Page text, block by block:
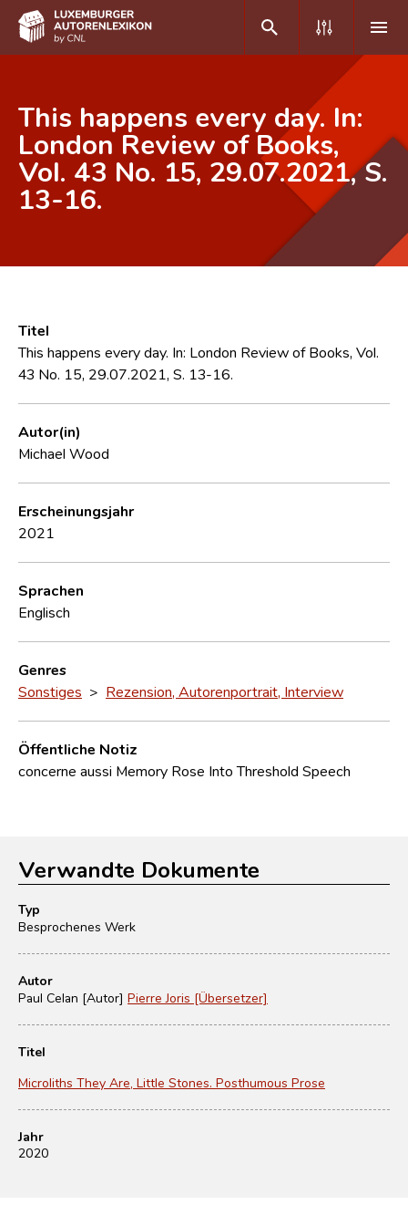
DE FR
Home
Autor(inn)en A-Z
Forschungsgruppe
This happens every day. In:
London Review of Books,
Vol. 43 No. 15, 29.07.2021, S.
13-16.
Titel
This happens every day. In: London Review of Books, Vol.
43 No. 15, 29.07.2021, S. 13-16.
Autor(in)
Michael Wood
Erscheinungsjahr
2021
Sprachen
Englisch
Genres
Sonstiges > Rezension, Autorenportrait, Interview
Öffentliche Notiz
concerne aussi Memory Rose Into Threshold Speech
Verwandte Dokumente
Typ
Besprochenes Werk
Autor
Paul Celan [Autor] Pierre Joris [Übersetzer]
Titel
Microliths They Are, Little Stones. Posthumous Prose
Jahr
2020